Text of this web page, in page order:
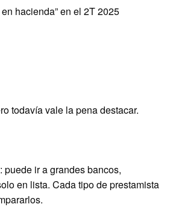
hacienda” en el 2T 2025
todavía vale la pena destacar.
ir a grandes bancos,
en lista. Cada tipo de prestamista